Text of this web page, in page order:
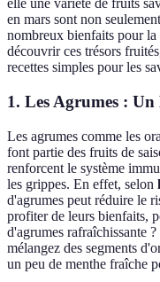
elle une variété de fruits
en mars sont non
nombreux bienfaits pour la
découvrir ces trésors
recettes simples pour les
1. Les Agrumes :
Les agrumes comme les
font partie des fruits de
renforcent le système
les grippes. En effet, selon
d'agrumes peut réduire le
profiter de leurs bienfaits,
d'agrumes rafraîchissante
mélangez des segments
un peu de menthe fraîche